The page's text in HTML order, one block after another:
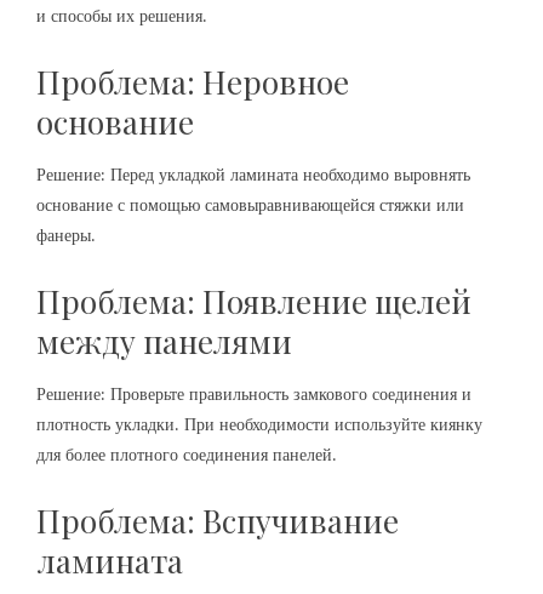
и способы их решения.
Проблема: Неровное
основание
Решение: Перед укладкой ламината необходимо выровнять
основание с помощью самовыравнивающейся стяжки или
фанеры.
Проблема: Появление щелей
между панелями
Решение: Проверьте правильность замкового соединения и
плотность укладки. При необходимости используйте киянку
для более плотного соединения панелей.
Проблема: Вспучивание
ламината